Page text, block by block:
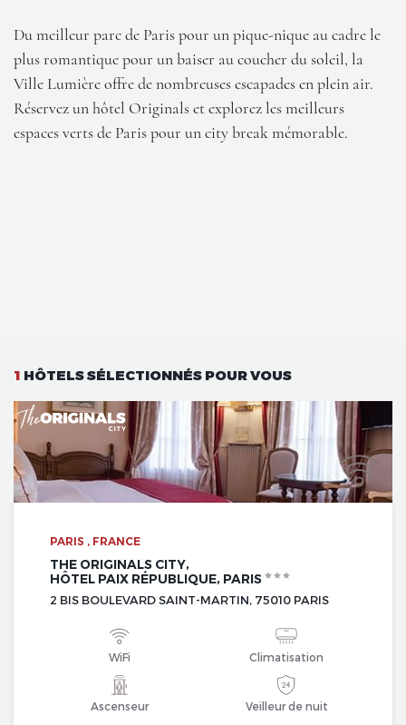
Du meilleur parc de Paris pour un pique-nique au cadre le
plus romantique pour un baiser au coucher du soleil, la
Ville Lumière offre de nombreuses escapades en plein air.
Réservez un hôtel Originalset explorez les meilleurs
espaces verts de Paris pour un city break mémorable.
1 HÔTELS SÉLECTIONNÉS POUR VOUS
PARIS , FRANCE
THE ORIGINALS CITY,
HÔTEL PAIX RÉPUBLIQUE, PARIS
2 BIS BOULEVARD SAINT-MARTIN, 75010 PARIS
WiFi Climatisation
Ascenseur Veilleur de nuit